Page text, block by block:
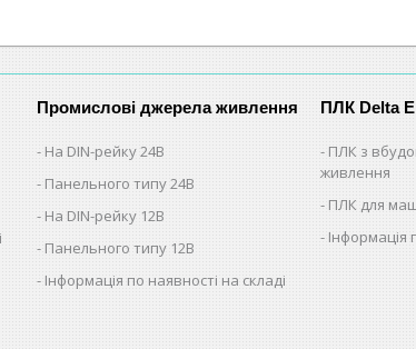
Промислові джерела живлення
На DIN-рейку 24В
Панельного типу 24В
На DIN-рейку 12В
Панельного типу 12В
Інформація по наявності на складі
ПЛК Delta
ПЛК з
живлення
ПЛК для
Інформація